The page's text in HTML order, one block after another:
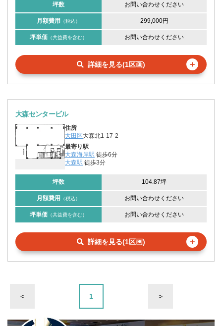
坪数 お問い合わせください
月額費用 （税込） 299,000円
坪単価 （共益費を含む） お問い合わせください
詳細を見る(1区画) ＋
大森センタービル
住所
大田区大森北1-17-2
最寄り駅
大森海岸駅 徒歩6分
大森駅 徒歩3分
坪数 104.87坪
月額費用 （税込） お問い合わせください
坪単価 （共益費を含む） お問い合わせください
詳細を見る(1区画) ＋
< 1 >